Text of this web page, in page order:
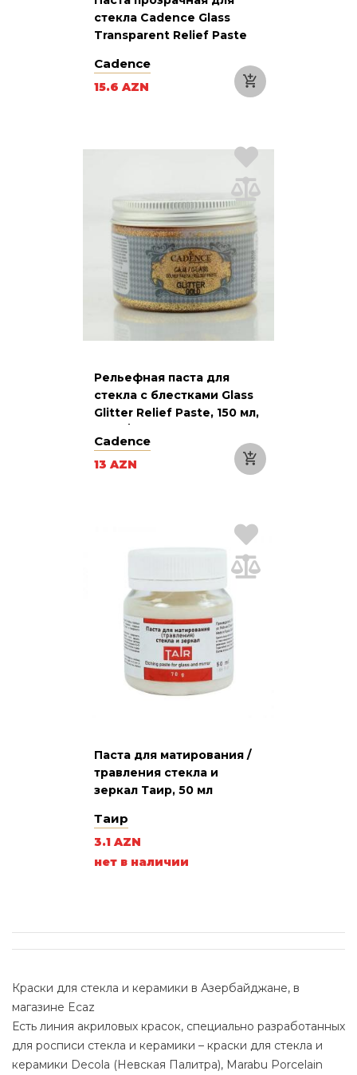
стекла Cadence Glass
Transparent Relief Paste
Cadence
15.6 AZN
Рельефная паста для
стекла с блестками Glass
Glitter Relief Paste, 150 мл,
Cadence
13 AZN
Паста для матирования /
травления стекла и
зеркал Таир, 50 мл
Таир
3.1 AZN
нет в наличии
Краски для стекла и керамики в Азербайджане, в
магазине Ecaz
Есть линия акриловых красок, специально разработанных
для росписи стекла и керамики – краски для стекла и
керамики Decola (Невская Палитра), Marabu Porcelain